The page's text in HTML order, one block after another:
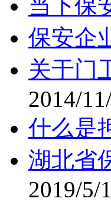
当下保
保安企
关于门
2014/
什么是
湖北省
2019/5/